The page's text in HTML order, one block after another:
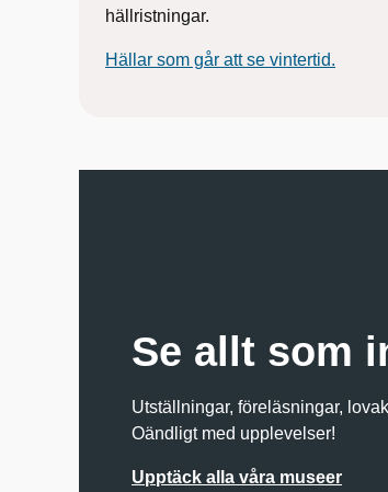
hällristningar.
Hällar som går att se vintertid.
Se allt som
Utställningar, föreläsningar,
Oändligt med upplevelser!
Upptäck alla våra museer